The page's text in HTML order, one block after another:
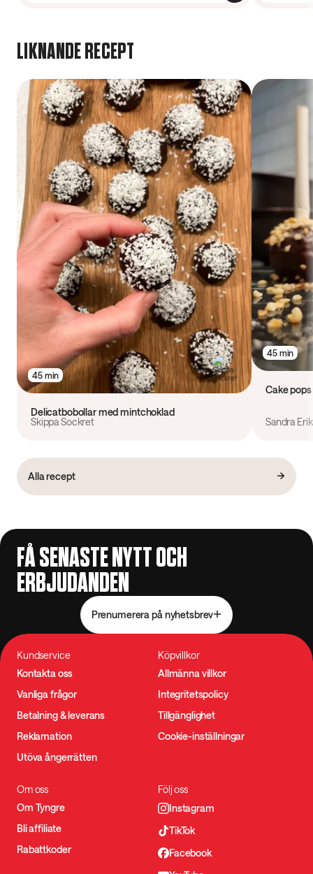
LIKNANDE RECEPT
45 min
Delicatbobollar med mintchoklad
Skippa Sockret
45 min
Cake
Sandra
Alla recept
FÅ SENASTE NYTT OCH
ERBJUDANDEN
Prenumerera på nyhetsbrev
Kundservice
Kontakta oss
Vanliga frågor
Betalning & leverans
Reklamation
Utöva ångerrätten
Köpvillkor
Allmänna villkor
Integritetspolicy
Tillgänglighet
Cookie-inställningar
Om oss
Om Tyngre
Bli affiliate
Rabattkoder
Följ oss
Instagram
TikTok
Facebook